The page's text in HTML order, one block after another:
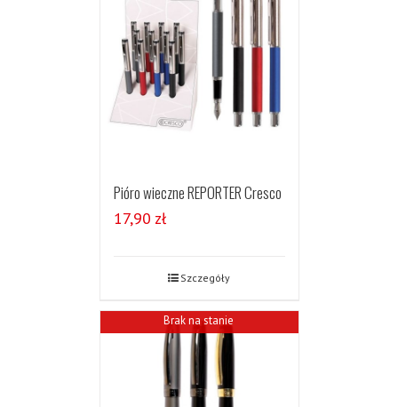
Pióro wieczne REPORTER Cresco
17,90 zł
Szczegóły
Brak na stanie